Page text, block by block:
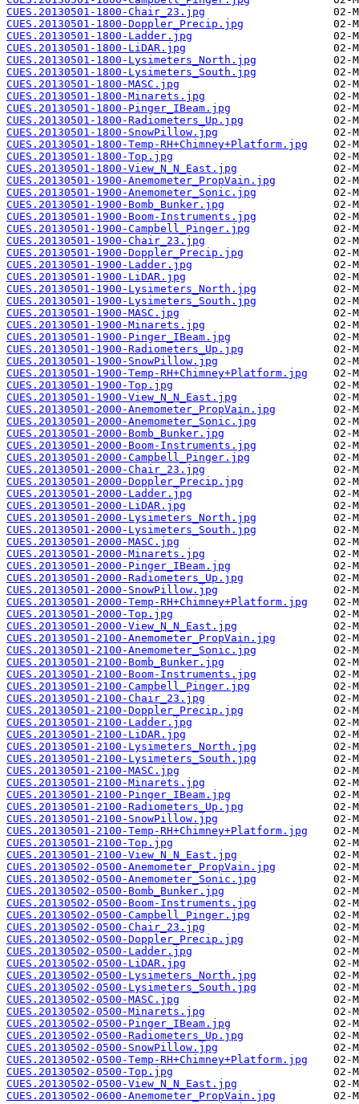
CUES.20130501-1800-Chair_23.jpg
CUES.20130501-1800-Doppler_Precip.jpg
CUES.20130501-1800-Ladder.jpg
CUES.20130501-1800-LiDAR.jpg
CUES.20130501-1800-Lysimeters_North.jpg
CUES.20130501-1800-Lysimeters_South.jpg
CUES.20130501-1800-MASC.jpg
CUES.20130501-1800-Minarets.jpg
CUES.20130501-1800-Pinger_IBeam.jpg
CUES.20130501-1800-Radiometers_Up.jpg
CUES.20130501-1800-SnowPillow.jpg
CUES.20130501-1800-Temp-RH+Chimney+Platform.jpg
CUES.20130501-1800-Top.jpg
CUES.20130501-1800-View_N_N_East.jpg
CUES.20130501-1900-Anemometer_PropVain.jpg
CUES.20130501-1900-Anemometer_Sonic.jpg
CUES.20130501-1900-Bomb_Bunker.jpg
CUES.20130501-1900-Boom-Instruments.jpg
CUES.20130501-1900-Campbell_Pinger.jpg
CUES.20130501-1900-Chair_23.jpg
CUES.20130501-1900-Doppler_Precip.jpg
CUES.20130501-1900-Ladder.jpg
CUES.20130501-1900-LiDAR.jpg
CUES.20130501-1900-Lysimeters_North.jpg
CUES.20130501-1900-Lysimeters_South.jpg
CUES.20130501-1900-MASC.jpg
CUES.20130501-1900-Minarets.jpg
CUES.20130501-1900-Pinger_IBeam.jpg
CUES.20130501-1900-Radiometers_Up.jpg
CUES.20130501-1900-SnowPillow.jpg
CUES.20130501-1900-Temp-RH+Chimney+Platform.jpg
CUES.20130501-1900-Top.jpg
CUES.20130501-1900-View_N_N_East.jpg
CUES.20130501-2000-Anemometer_PropVain.jpg
CUES.20130501-2000-Anemometer_Sonic.jpg
CUES.20130501-2000-Bomb_Bunker.jpg
CUES.20130501-2000-Boom-Instruments.jpg
CUES.20130501-2000-Campbell_Pinger.jpg
CUES.20130501-2000-Chair_23.jpg
CUES.20130501-2000-Doppler_Precip.jpg
CUES.20130501-2000-Ladder.jpg
CUES.20130501-2000-LiDAR.jpg
CUES.20130501-2000-Lysimeters_North.jpg
CUES.20130501-2000-Lysimeters_South.jpg
CUES.20130501-2000-MASC.jpg
CUES.20130501-2000-Minarets.jpg
CUES.20130501-2000-Pinger_IBeam.jpg
CUES.20130501-2000-Radiometers_Up.jpg
CUES.20130501-2000-SnowPillow.jpg
CUES.20130501-2000-Temp-RH+Chimney+Platform.jpg
CUES.20130501-2000-Top.jpg
CUES.20130501-2000-View_N_N_East.jpg
CUES.20130501-2100-Anemometer_PropVain.jpg
CUES.20130501-2100-Anemometer_Sonic.jpg
CUES.20130501-2100-Bomb_Bunker.jpg
CUES.20130501-2100-Boom-Instruments.jpg
CUES.20130501-2100-Campbell_Pinger.jpg
CUES.20130501-2100-Chair_23.jpg
CUES.20130501-2100-Doppler_Precip.jpg
CUES.20130501-2100-Ladder.jpg
CUES.20130501-2100-LiDAR.jpg
CUES.20130501-2100-Lysimeters_North.jpg
CUES.20130501-2100-Lysimeters_South.jpg
CUES.20130501-2100-MASC.jpg
CUES.20130501-2100-Minarets.jpg
CUES.20130501-2100-Pinger_IBeam.jpg
CUES.20130501-2100-Radiometers_Up.jpg
CUES.20130501-2100-SnowPillow.jpg
CUES.20130501-2100-Temp-RH+Chimney+Platform.jpg
CUES.20130501-2100-Top.jpg
CUES.20130501-2100-View_N_N_East.jpg
CUES.20130502-0500-Anemometer_PropVain.jpg
CUES.20130502-0500-Anemometer_Sonic.jpg
CUES.20130502-0500-Bomb_Bunker.jpg
CUES.20130502-0500-Boom-Instruments.jpg
CUES.20130502-0500-Campbell_Pinger.jpg
CUES.20130502-0500-Chair_23.jpg
CUES.20130502-0500-Doppler_Precip.jpg
CUES.20130502-0500-Ladder.jpg
CUES.20130502-0500-LiDAR.jpg
CUES.20130502-0500-Lysimeters_North.jpg
CUES.20130502-0500-Lysimeters_South.jpg
CUES.20130502-0500-MASC.jpg
CUES.20130502-0500-Minarets.jpg
CUES.20130502-0500-Pinger_IBeam.jpg
CUES.20130502-0500-Radiometers_Up.jpg
CUES.20130502-0500-SnowPillow.jpg
CUES.20130502-0500-Temp-RH+Chimney+Platform.jpg
CUES.20130502-0500-Top.jpg
CUES.20130502-0500-View_N_N_East.jpg
CUES.20130502-0600-Anemometer_PropVain.jpg